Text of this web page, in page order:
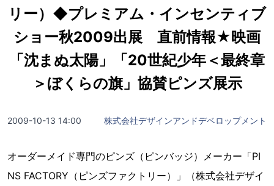
リー）◆プレミアム・インセンティブ
ショー秋2009出展 直前情報★映画
「沈まぬ太陽」「20世紀少年＜最終章
＞ぼくらの旗」協賛ピンズ展示
2009-10-13 14:00 株式会社デザインアンドデベロップメント
オーダーメイド専門のピンズ（ピンバッジ）メーカー「PI
NS FACTORY（ピンズファクトリー）」（株式会社デザイ